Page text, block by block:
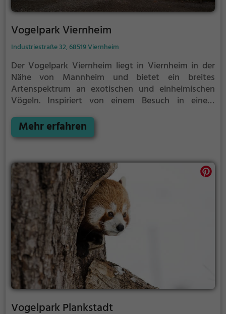
Vogelpark Viernheim
Industriestraße 32, 68519 Viernheim
Der Vogelpark Viernheim liegt in Viernheim in der
Nähe von Mannheim und bietet ein breites
Artenspektrum an exotischen und einheimischen
Vögeln. Inspiriert von einem Besuch in einem
Vogelschutz und Pflege e.V. Viernheim – heute
Vogelpark Viernheim e.V. – im Jahr 1960 mit
Seitdem ist der Vogelpark auf ca. 10.000 m2
vergrößert und erweitert worden, z. B. durch eine
große Freiflughalle.
Mehr erfahren
Vogelpark Plankstadt